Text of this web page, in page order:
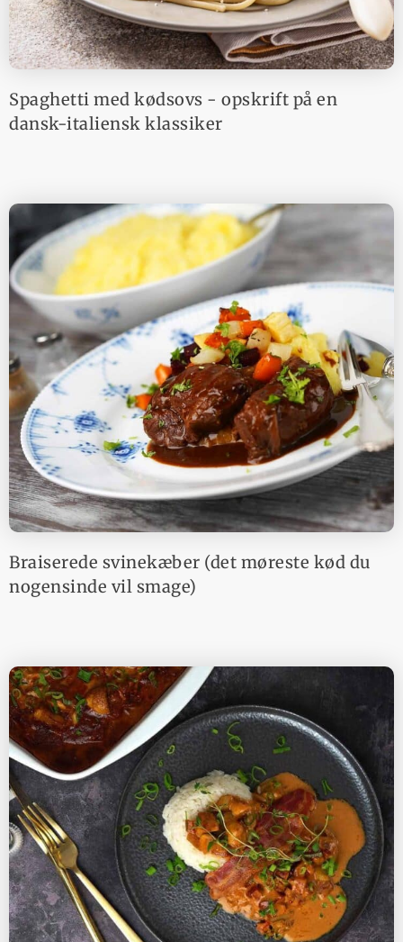
Spaghetti med kødsovs - opskrift på en
dansk-italiensk klassiker
Braiserede svinekæber (det møreste kød du
nogensinde vil smage)